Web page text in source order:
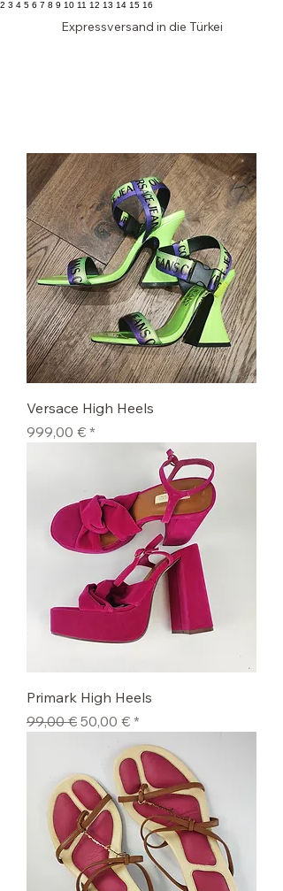
2 3 4 5 6 7 8 9 10 11 12 13 14 15 16
Expressversand in die Türkei
Versace High Heels
Preis
999,00 €
Primark High Heels
Standardpreis
99,00 € Sale-Preis
50,00 €